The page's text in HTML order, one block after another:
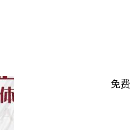
免费